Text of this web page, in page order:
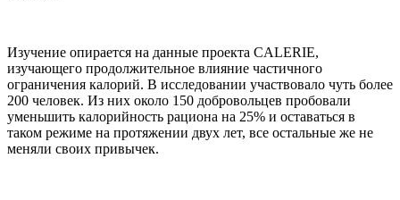
Изучение опирается на данные проекта CALERIE,
изучающего продолжительное влияние частичного
ограничения калорий. В исследовании участвовало чуть более
200 человек. Из них около 150 добровольцев пробовали
уменьшить калорийность рациона на 25% и оставаться в
таком режиме на протяжении двух лет, все остальные же не
меняли своих привычек.